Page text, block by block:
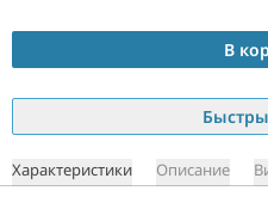
В
Характеристики Описание